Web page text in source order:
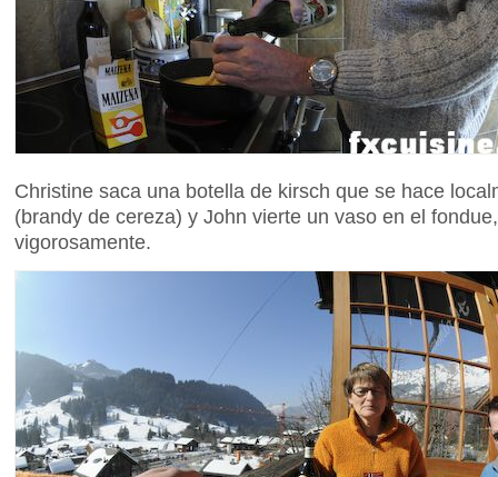
Christine saca una botella de kirsch que se hace
(brandy de cereza) y John vierte un vaso en el
vigorosamente.